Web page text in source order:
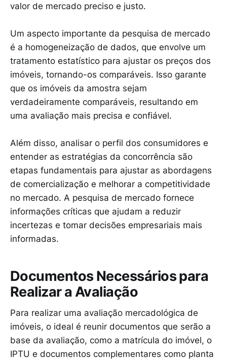
valor de mercado preciso e justo.
Um aspecto importante da pesquisa de mercado
é a homogeneização de dados, que envolve um
tratamento estatístico para ajustar os preços dos
imóveis, tornando-os comparáveis. Isso garante
que os imóveis da amostra sejam
verdadeiramente comparáveis, resultando em
uma avaliação mais precisa e confiável.
Além disso, analisar o perfil dos consumidores e
entender as estratégias da concorrência são
etapas fundamentais para ajustar as abordagens
de comercialização e melhorar a competitividade
no mercado. A pesquisa de mercado fornece
informações críticas que ajudam a reduzir
incertezas e tomar decisões empresariais mais
informadas.
Documentos Necessários para
Realizar a Avaliação
Para realizar uma avaliação mercadológica de
imóveis, o ideal é reunir documentos que serão a
base da avaliação, como a matrícula do imóvel, o
IPTU e documentos complementares como planta